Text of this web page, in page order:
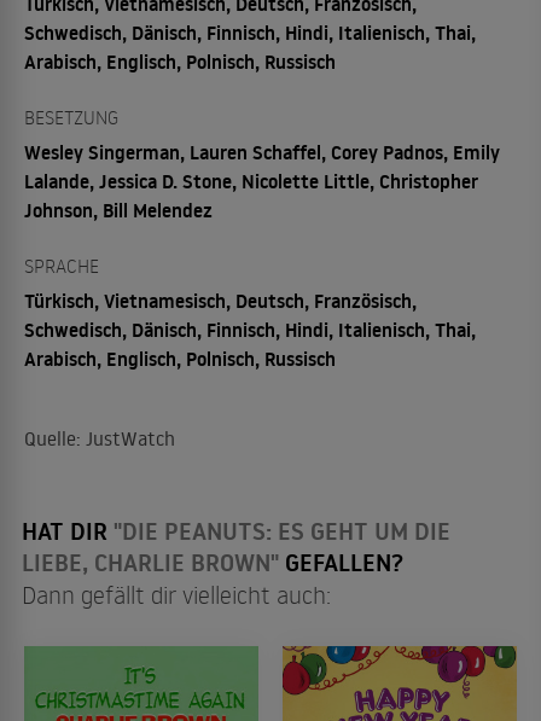
Schwedisch, Dänisch, Finnisch, Hindi, Italienisch, Thai,
Arabisch, Englisch, Polnisch, Russisch
BESETZUNG
Wesley Singerman, Lauren Schaffel, Corey Padnos, Emily
Lalande, Jessica D. Stone, Nicolette Little, Christopher
Johnson, Bill Melendez
SPRACHE
Türkisch, Vietnamesisch, Deutsch, Französisch,
Schwedisch, Dänisch, Finnisch, Hindi, Italienisch, Thai,
Arabisch, Englisch, Polnisch, Russisch
Quelle: JustWatch
HAT DIR "DIE PEANUTS: ES GEHT UM DIE
LIEBE, CHARLIE BROWN" GEFALLEN?
Dann gefällt dir vielleicht auch: